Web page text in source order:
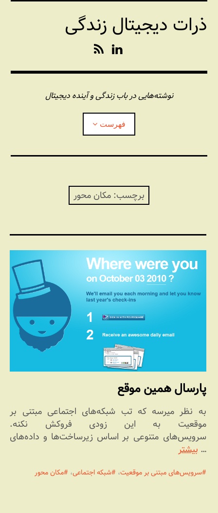
رفتن
محتواذرات دیجیتال زندگی
n
k
e
d
I
n
S
نوشته‌هایی در باب زندگی و آینده دیجیتال
فهرست
برچسب:مکان محور
پارسال همین موقع
به نظر میرسه که تب شبکه‌های اجتماعی مبتنی بر
موقعیت به این زودی فروکش نکنه.
سرویس‌های متنوعی بر اساس زیرساخت‌ها و داده‌های
…بیشتر
سرویس‌های مبتنی بر موقعیت، شبکه اجتماعی، مکان محور